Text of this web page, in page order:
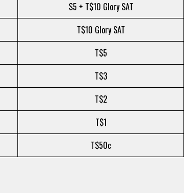
$5 + T$10 Glory SAT
T$10 Glory SAT
T$5
T$3
T$2
T$1
T$50c